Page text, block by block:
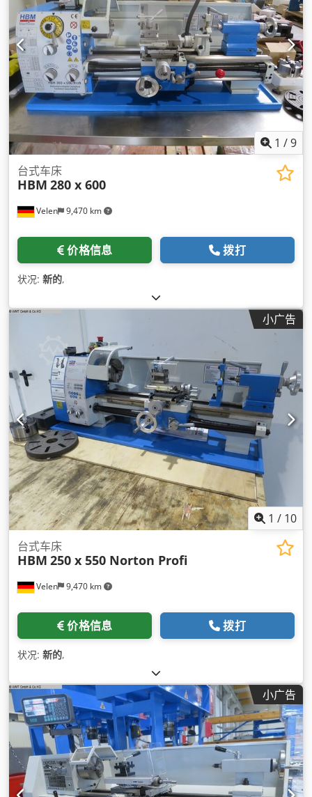
1 /9
Velen 9,470 km
台式车床
HBM 280 x 600
价格信息 拨打
状况: 新的,
小广告
1 / 10
Velen 9,470 km
台式车床
HBM 250 x 550 Norton Profi
价格信息 拨打
状况: 新的,
小广告